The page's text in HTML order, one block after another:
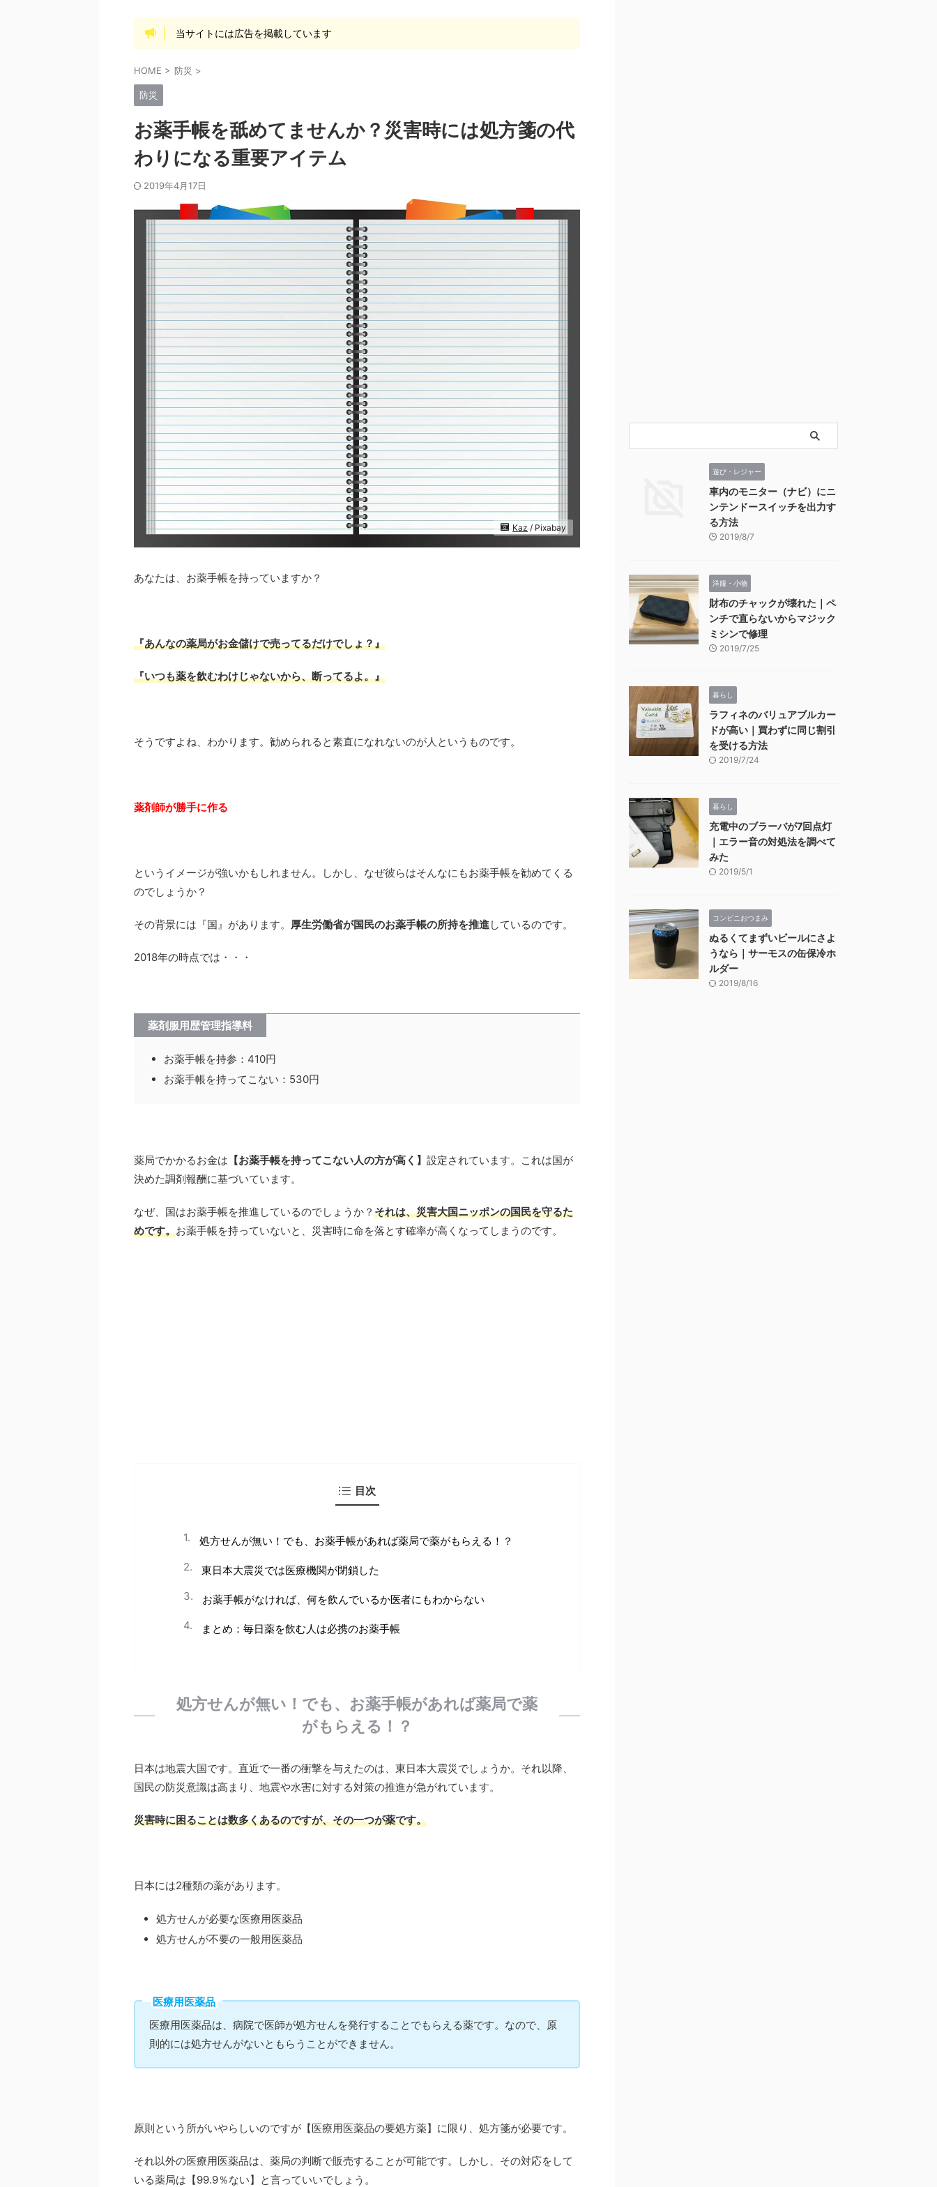
当サイトには広告を掲載しています
HOME > 防災 >
防災
お薬手帳を舐めてませんか？災害時には処方箋の代
わりになる重要アイテム
2019年4月17日
Kaz/ Pixabay
あなたは、お薬手帳を持っていますか？
『あんなの薬局がお金儲けで売ってるだけでしょ？』
『いつも薬を飲むわけじゃないから、断ってるよ。』
そうですよね、わかります。勧められると素直になれないのが人というものです。
薬剤師が勝手に作る
というイメージが強いかもしれません。しかし、なぜ彼らはそんなにもお薬手帳を勧めてくる
のでしょうか？
その背景には『国』があります。 厚生労働省が国民のお薬手帳の所持を推進しているのです。
2018年の時点では・・・
薬剤服用歴管理指導料
お薬手帳を持参：410円
お薬手帳を持ってこない：530円
薬局でかかるお金は 【お薬手帳を持ってこない人の方が高く】 設定されています。これは国が
決めた調剤報酬に基づいています。
なぜ、国はお薬手帳を推進しているのでしょうか？ それは、災害大国ニッポンの国民を守るた
めです。お薬手帳を持っていないと、災害時に命を落とす確率が高くなってしまうのです。
目次
処方せんが無い！でも、お薬手帳があれば薬局で薬がもらえる！？
東日本大震災では医療機関が閉鎖した
お薬手帳がなければ、何を飲んでいるか医者にもわからない
まとめ：毎日薬を飲む人は必携のお薬手帳
処方せんが無い！でも、お薬手帳があれば薬局で薬
がもらえる！？
日本は地震大国です。直近で一番の衝撃を与えたのは、東日本大震災でしょうか。それ以降、
国民の防災意識は高まり、地震や水害に対する対策の推進が急がれています。
災害時に困ることは数多くあるのですが、その一つが薬です。
日本には2種類の薬があります。
処方せんが必要な医療用医薬品
処方せんが不要の一般用医薬品
医療用医薬品
医療用医薬品は、病院で医師が処方せんを発行することでもらえる薬です。なので、原
則的には処方せんがないともらうことができません。
原則という所がいやらしいのですが【医療用医薬品の要処方薬】に限り、処方箋が必要です。
それ以外の医療用医薬品は、薬局の判断で販売することが可能です。しかし、その対応をして
いる薬局は【99.9％ない】と言っていいでしょう。
遊び・レジャー
車内のモニター（ナビ）にニ
ンテンドースイッチを出力す
る方法
2019/8/7
洋服・小物
財布のチャックが壊れた｜ペ
ンチで直らないからマジック
ミシンで修理
2019/7/25
暮らし
ラフィネのバリュアブルカー
ドが高い｜買わずに同じ割引
を受ける方法
2019/7/24
暮らし
充電中のブラーバが7回点灯
｜エラー音の対処法を調べて
みた
2019/5/1
コンビニおつまみ
ぬるくてまずいビールにさよ
うなら｜サーモスの缶保冷ホ
ルダー
2019/8/16